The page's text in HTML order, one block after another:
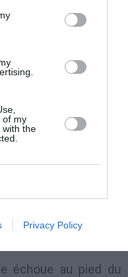
of my
with the
Privacy Policy
la résistance. Les
à toutes les
l’image des ballons
bousculer dans le
espagnol est un peu
venus du banc,
leur 9e titre
échoue au pied du